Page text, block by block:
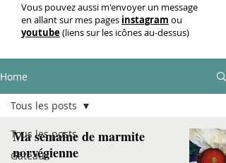
Vous pouvez aussi m'envoyer un message
en allant sur mes pages instagram ou
youtube(liens sur les icônes au-dessus)
Home
Tous les posts
Gâteaux
Tous les posts
Ma semaine de marmite
norvégienne